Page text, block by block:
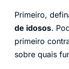
Primeiro,
de idosos.
primeiro
sobre quais